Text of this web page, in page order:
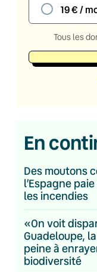
19 € /
Tous les
En
Des moutons
l’Espagne
les incendies
«On voit
Guadeloupe,
peine à
biodiversité